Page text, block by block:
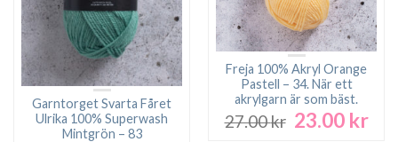
Garntorget Svarta Fåret
Ulrika 100% Superwash
Mintgrön – 83
Freja 100% Akryl Orange
Pastell – 34. När ett
akrylgarn är som bäst.
27.00kr Det
23.00 krDet